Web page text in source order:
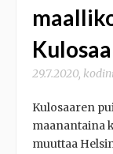
29.7.2020,
Kulosaaren
maanantaina
muuttaa